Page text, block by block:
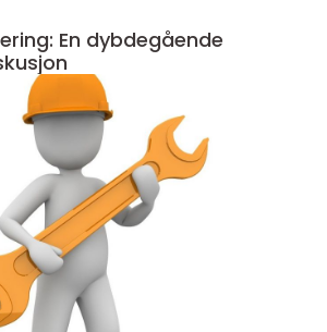
En dybdegående